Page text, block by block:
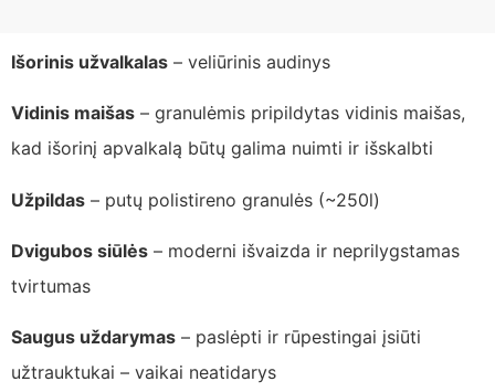
Išorinis užvalkalas – veliūrinis audinys
Vidinis maišas – granulėmis pripildytas vidinis maišas,
kad išorinį apvalkalą būtų galima nuimti ir išskalbti
Užpildas – putų polistireno granulės (~250l)
Dvigubos siūlės – moderni išvaizda ir neprilygstamas
tvirtumas
Saugus uždarymas – paslėpti ir rūpestingai įsiūti
užtrauktukai – vaikai neatidarys